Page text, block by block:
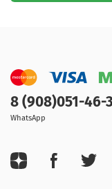
8 (908)051-46-
WhatsApp